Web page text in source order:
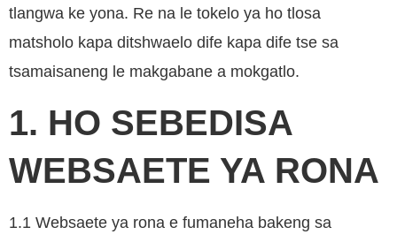
tlangwa ke yona. Re na le tokelo ya ho tlosa
matsholo kapa ditshwaelo dife kapa dife tse sa
tsamaisaneng le makgabane a mokgatlo.
1. HO SEBEDISA
WEBSAETE YA RONA
1.1 Websaete ya rona e fumaneha bakeng sa